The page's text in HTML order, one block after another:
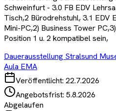
Schweinfurt - 3.0 FB EDV
Tisch,2 Bürodrehstuhl, 3.1 EDV
Mini-PC,2) Business Tower
Position 1 u. 2 kompatibel sein,
Dauerausstellung Stralsund
Aula EMA
Veröffentlicht: 22.7.2026
Angebotsfrist: 5.8.2026
Abgelaufen